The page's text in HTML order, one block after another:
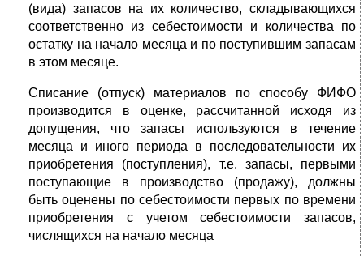
(вида) запасов на их количество, складывающихся
соответственно из себестоимости и количества по
остатку на начало месяца и по поступившим запасам
в этом месяце.
Списание (отпуск) материалов по способу ФИФО
производится в оценке, рассчитанной исходя из
допущения, что запасы используются в течение
месяца и иного периода в последовательности их
приобретения (поступления), т.е. запасы, первыми
поступающие в производство (продажу), должны
быть оценены по себестоимости первых по времени
приобретения с учетом себестоимости запасов,
числящихся на начало месяца